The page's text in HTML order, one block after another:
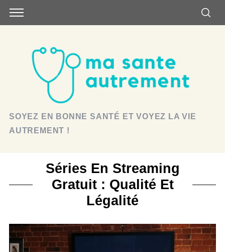
SOYEZ EN BONNE SANTÉ ET VOYEZ LA VIE
AUTREMENT !
Séries En Streaming
Gratuit : Qualité Et
Légalité